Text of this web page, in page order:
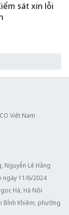
sát xin lỗi
Việt Nam
Nguyễn Lệ Hằng
ngày 11/6/2024
Hà, Hà Nội
Bỉnh Khiêm, phường